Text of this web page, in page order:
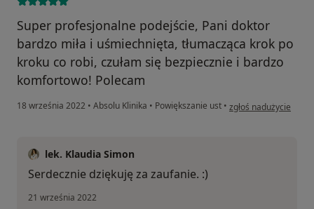
Super profesjonalne podejście, Pani doktor
bardzo miła i uśmiechnięta, tłumacząca krok po
kroku co robi, czułam się bezpiecznie i bardzo
komfortowo! Polecam
18 września 2022 • Absolu Klinika • Powiększanie ust • w opinii użytkownika
zgłoś nadużycie
lek. Klaudia Simon
Serdecznie dziękuję za zaufanie. :)
21 września 2022